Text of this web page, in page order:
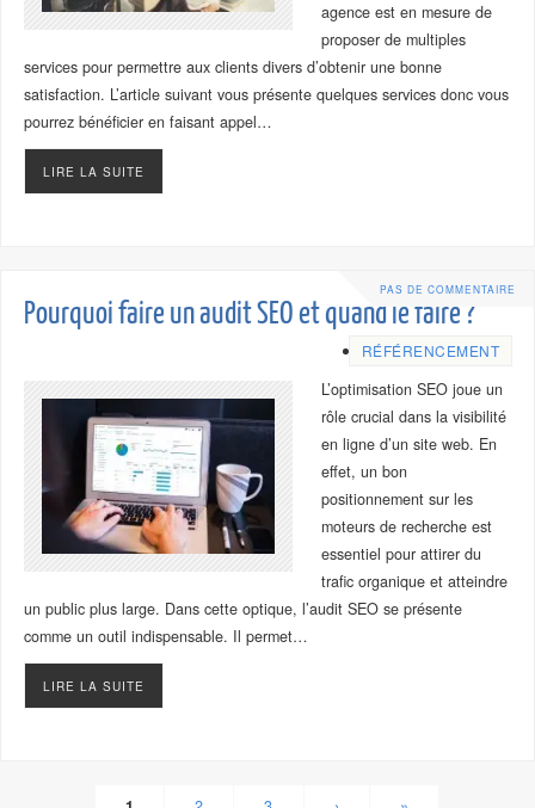
agence est en mesure de
proposer de multiples
services pour permettre aux clients divers d’obtenir une bonne
satisfaction. L’article suivant vous présente quelques services donc vous
pourrez bénéficier en faisant appel…
LIRE LA SUITE
PAS DE COMMENTAIRE
Pourquoi faire un audit SEO et quand le faire ?
RÉFÉRENCEMENT
L’optimisation SEO joue un
rôle crucial dans la visibilité
en ligne d’un site web. En
effet, un bon
positionnement sur les
moteurs de recherche est
essentiel pour attirer du
trafic organique et atteindre
un public plus large. Dans cette optique, l’audit SEO se présente
comme un outil indispensable. Il permet…
LIRE LA SUITE